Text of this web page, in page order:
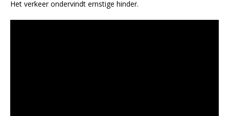
Het verkeer ondervindt ernstige hinder.